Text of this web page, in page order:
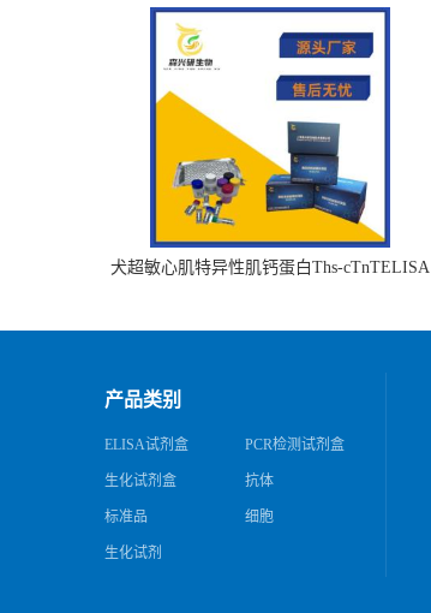
犬超敏心肌特异性肌钙蛋白Ths-cTnTELISA
产品类别
ELISA试剂盒 PCR检测试剂盒
生化试剂盒 抗体
标准品 细胞
生化试剂